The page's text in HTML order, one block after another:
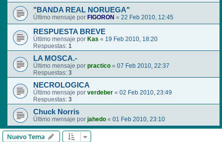
"BANDA REAL NORUEGA"
Último mensaje por FIGORON « 22 Feb 2010, 12:45
RESPUESTA BREVE
Último mensaje por Kas « 19 Feb 2010, 18:20
Respuestas: 1
LA MOSCA.-
Último mensaje por practico « 07 Feb 2010, 22:37
Respuestas: 3
NECROLOGICA
Último mensaje por verdeber « 02 Feb 2010, 23:49
Respuestas: 3
Chuck Norris
Último mensaje por jahedo « 01 Feb 2010, 23:10
Nuevo Tema